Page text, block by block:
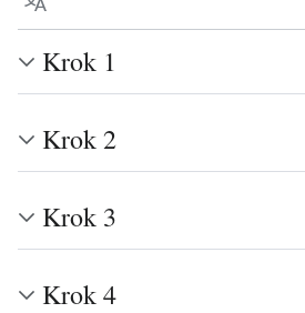
Jazyk
Krok 1
Krok 2
Krok 3
Krok 4